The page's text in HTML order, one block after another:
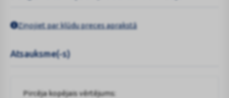
Ziņojiet par kļūdu preces aprakstā
Atsauksme(-s)
Pircēja kopējais vērtējums: